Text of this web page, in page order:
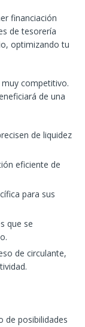
financiación
de tesorería
optimizando tu
competitivo.
de una
de liquidez
eficiente de
para sus
que se
de circulante,
de posibilidades